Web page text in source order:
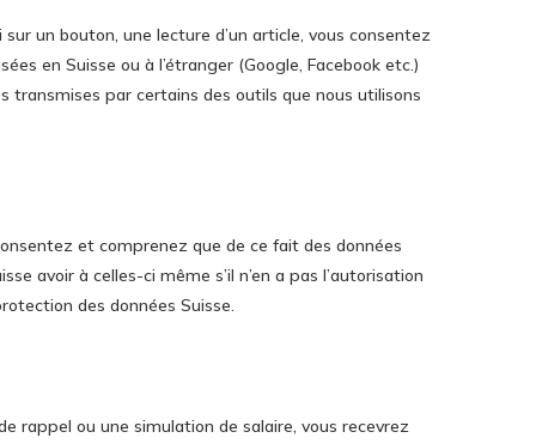
un bouton, une lecture d’un article, vous consentez
en Suisse ou à l’étranger (Google, Facebook etc.)
transmises par certains des outils que nous utilisons
et comprenez que de ce fait des données
avoir à celles-ci même s’il n’en a pas l’autorisation
des données Suisse.
rappel ou une simulation de salaire, vous recevrez